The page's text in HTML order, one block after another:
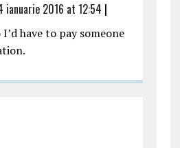
ianuarie 2016 at 12:54 |
have to pay someone